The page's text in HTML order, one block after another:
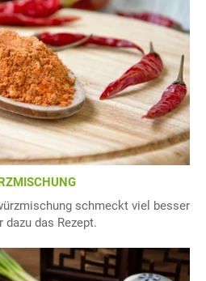
schmeckt viel besser
das Rezept.